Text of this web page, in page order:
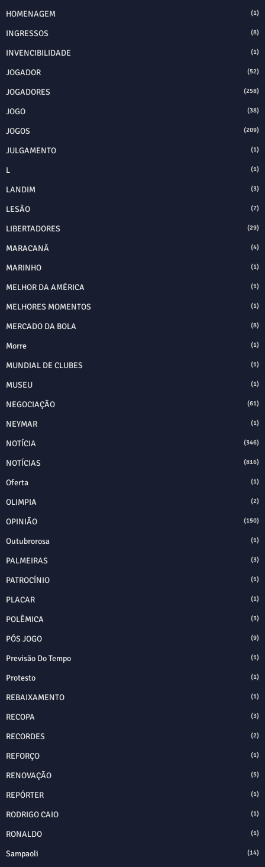
HOMENAGEM (1)
INGRESSOS (8)
INVENCIBILIDADE (1)
JOGADOR (52)
JOGADORES (258)
JOGO (38)
JOGOS (209)
JULGAMENTO (1)
L (1)
LANDIM (3)
LESÃO (7)
LIBERTADORES (29)
MARACANÃ (4)
MARINHO (1)
MELHOR DA AMÉRICA (1)
MELHORES MOMENTOS (1)
MERCADO DA BOLA (8)
Morre (1)
MUNDIAL DE CLUBES (1)
MUSEU (1)
NEGOCIAÇÃO (61)
NEYMAR (1)
NOTÍCIA (346)
NOTÍCIAS (816)
Oferta (1)
OLIMPIA (2)
OPINIÃO (150)
Outubrorosa (1)
PALMEIRAS (3)
PATROCÍNIO (1)
PLACAR (1)
POLÊMICA (3)
PÓS JOGO (9)
Previsão Do Tempo (1)
Protesto (1)
REBAIXAMENTO (1)
RECOPA (3)
RECORDES (2)
REFORÇO (1)
RENOVAÇÃO (5)
REPÓRTER (1)
RODRIGO CAIO (1)
RONALDO (1)
Sampaoli (14)